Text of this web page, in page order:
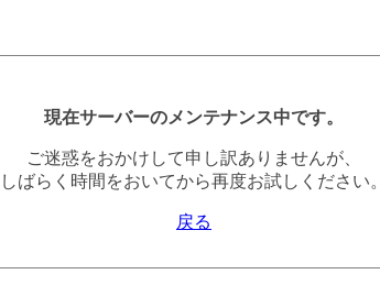
現在サーバーのメンテナンス中です。
ご迷惑をおかけして申し訳ありませんが、
しばらく時間をおいてから再度お試しください。
戻る